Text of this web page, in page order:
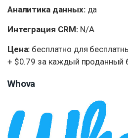
Аналитика данных:да
Интеграция CRM:N/A
Цена: бесплатно для
+ $0.79 за каждый проданный
Whova